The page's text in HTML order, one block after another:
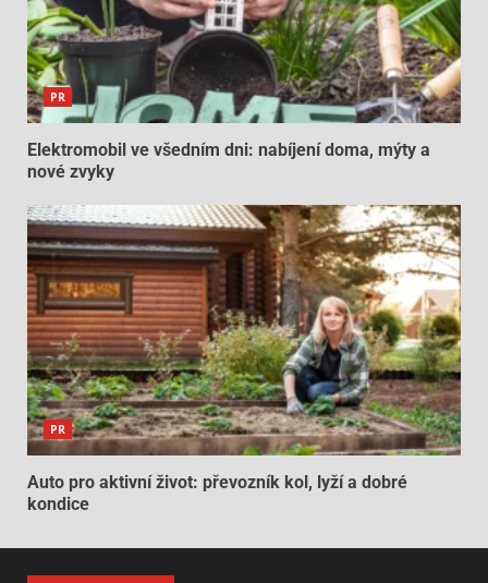
PR
Elektromobil ve všedním dni: nabíjení doma, mýty a
nové zvyky
PR
Auto pro aktivní život: převozník kol, lyží a dobré
kondice